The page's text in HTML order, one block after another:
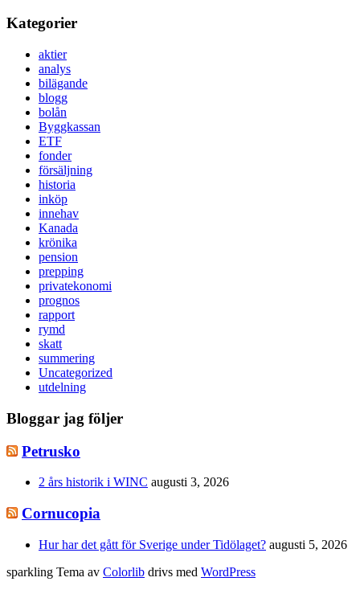
Kategorier
aktier
analys
bilägande
blogg
bolån
Byggkassan
ETF
fonder
försäljning
historia
inköp
innehav
Kanada
krönika
pension
prepping
privatekonomi
prognos
rapport
rymd
skatt
summering
Uncategorized
utdelning
Bloggar jag följer
Petrusko
2 års historik i WINC augusti 3, 2026
Cornucopia
Hur har det gått för Sverige under Tidölaget? augusti 5, 2026
sparkling Tema av Colorlib drivs med WordPress